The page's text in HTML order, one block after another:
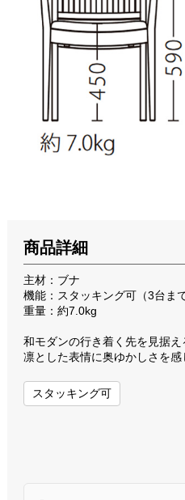
商品詳細
主材：ブナ
機能：スタッキング可（3台まで
重量：約7.0kg
和モダンの行き着く先を見据え
凛とした表情に奥ゆかしさを感
スタッキング可